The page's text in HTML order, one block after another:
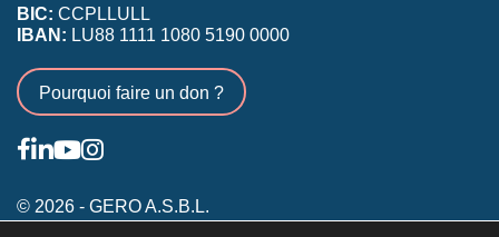
BIC: CCPLLULL
IBAN: LU88 1111 1080 5190 0000
Pourquoi faire un don ?
© 2026 - GERO A.S.B.L.